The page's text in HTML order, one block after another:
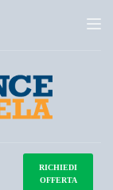
RICHIEDI
OFFERTA